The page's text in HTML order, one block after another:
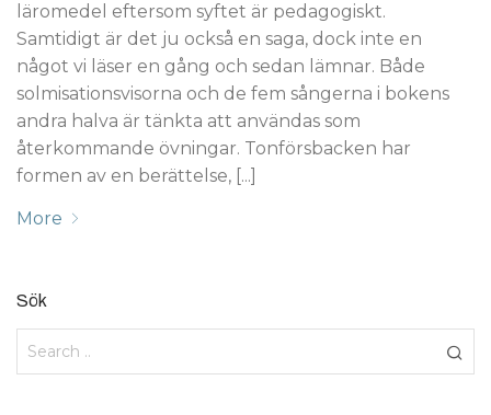
läromedel eftersom syftet är pedagogiskt.
Samtidigt är det ju också en saga, dock inte en
något vi läser en gång och sedan lämnar. Både
solmisationsvisorna och de fem sångerna i bokens
andra halva är tänkta att användas som
återkommande övningar. Tonförsbacken har
formen av en berättelse, [...]
More
Sök